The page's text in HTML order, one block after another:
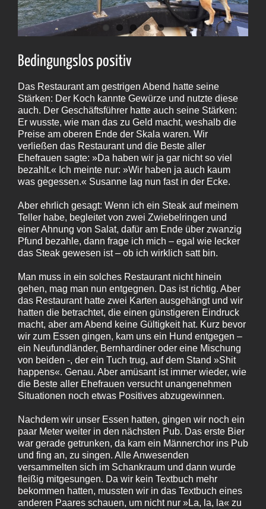
Bedingungslos positiv
Das Restaurant am gestrigen Abend hatte seine
Stärken: Der Koch kannte Gewürze und nutzte diese
auch. Der Geschäftsführer hatte auch seine Stärken:
Er wusste, wie man das zu Geld macht, weshalb die
Preise am oberen Ende der Skala waren. Wir
verließen das Restaurant und die Beste aller
Ehefrauen sagte: »Da haben wir ja gar nicht so viel
bezahlt.« Ich meinte nur: »Wir haben ja auch kaum
was gegessen.« Susanne lag nun fast in der Ecke.
Aber ehrlich gesagt: Wenn ich ein Steak auf meinem
Teller habe, begleitet von zwei Zwiebelringen und
einer Ahnung von Salat, dafür am Ende über zwanzig
Pfund bezahle, dann frage ich mich – egal wie lecker
das Steak gewesen ist – ob ich wirklich satt bin.
Man muss in ein solches Restaurant nicht hinein
gehen, mag man nun entgegnen. Das ist richtig. Aber
das Restaurant hatte zwei Karten ausgehängt und wir
hatten die betrachtet, die einen günstigeren Eindruck
macht, aber am Abend keine Gültigkeit hat. Kurz bevor
wir zum Essen gingen, kam uns ein Hund entgegen –
ein Neufundländer, Bernhardiner oder eine Mischung
von beiden -, der ein Tuch trug, auf dem Stand »Shit
happens«. Genau. Aber amüsant ist immer wieder, wie
die Beste aller Ehefrauen versucht unangenehmen
Situationen noch etwas Positives abzugewinnen.
Nachdem wir unser Essen hatten, gingen wir noch ein
paar Meter weiter in den nächsten Pub. Das erste Bier
war gerade getrunken, da kam ein Männerchor ins Pub
und fing an, zu singen. Alle Anwesenden
versammelten sich im Schankraum und dann wurde
fleißig mitgesungen. Da wir kein Textbuch mehr
bekommen hatten, mussten wir in das Textbuch eines
anderen Paares schauen, um nicht nur »La, la, la« zu